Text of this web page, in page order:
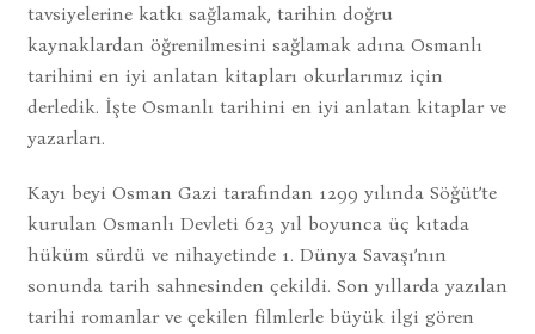
tavsiyelerine katkı sağlamak, tarihin doğru
kaynaklardan öğrenilmesini sağlamak adına Osmanlı
tarihini en iyi anlatan kitapları okurlarımız için
derledik. İşte Osmanlı tarihini en iyi anlatan kitaplar ve
yazarları.
Kayı beyi Osman Gazi tarafından 1299 yılında Söğüt’te
kurulan Osmanlı Devleti 623 yıl boyunca üç kıtada
hüküm sürdü ve nihayetinde 1. Dünya Savaşı’nın
sonunda tarih sahnesinden çekildi. Son yıllarda yazılan
tarihi romanlar ve çekilen filmlerle büyük ilgi gören